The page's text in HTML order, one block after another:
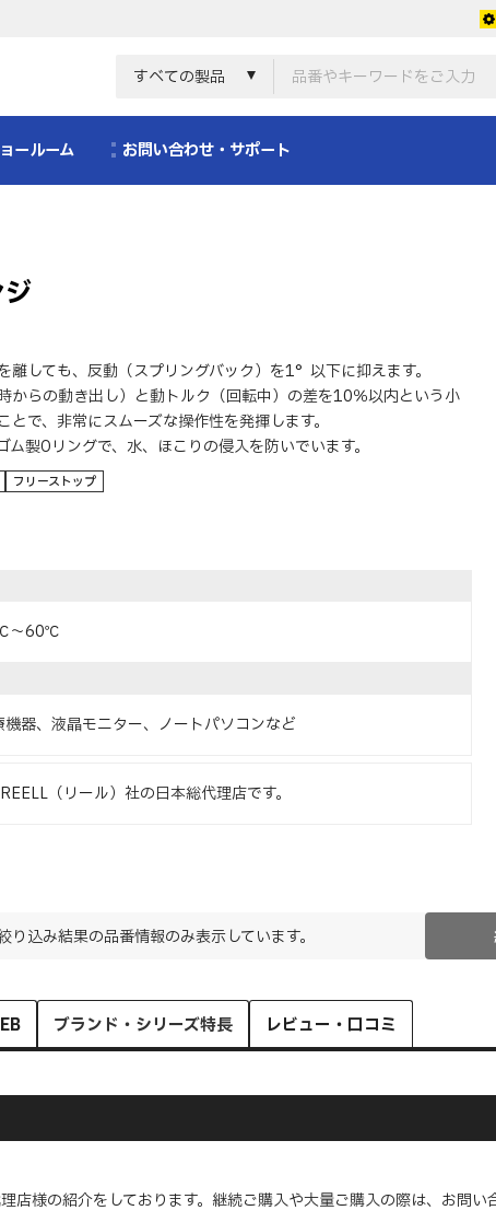
すべての製品
ールーム お問い合わせ・サポート
しても、反動（スプリングバック）を1°以下に抑えます。
からの動き出し）と動トルク（回転中）の差を10％以内という小
とで、非常にスムーズな操作性を発揮します。
製Oリングで、水、ほこりの侵入を防いでいます。
フリーストップ
～60℃
器、液晶モニター、ノートパソコンなど
（リール）社の日本総代理店です。
込み結果の品番情報のみ表示しています。
ブランド・シリーズ特長 レビュー・口コミ
様の紹介をしております。継続ご購入や大量ご購入の際は、お問い